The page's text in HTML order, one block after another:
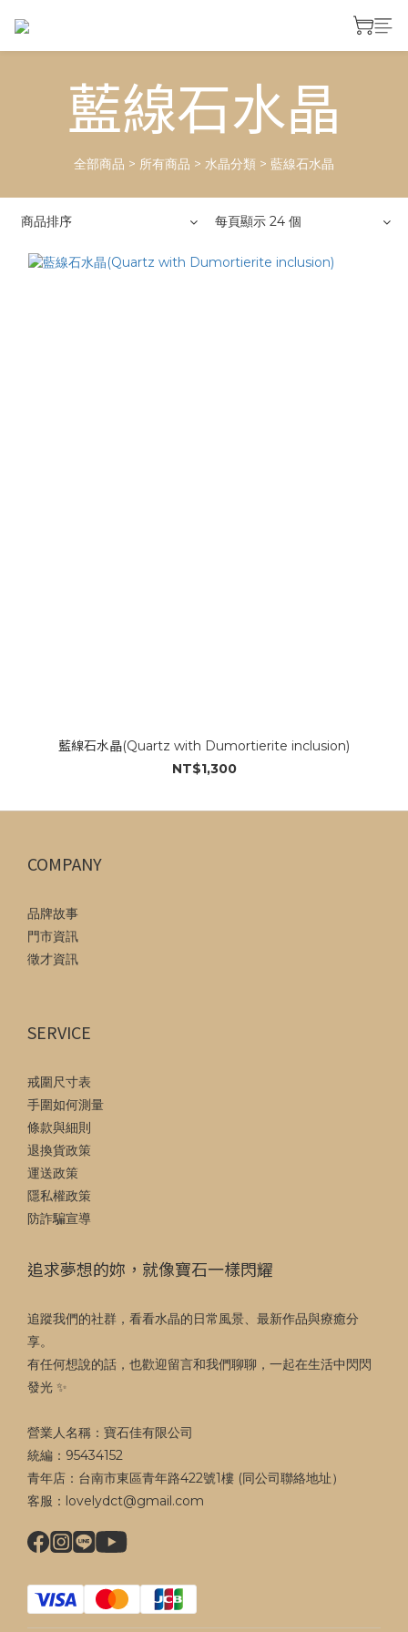
藍線石水晶
全部商品 > 所有商品 > 水晶分類 > 藍線石水晶
商品排序 每頁顯示 24 個
藍線石水晶(Quartz with Dumortierite inclusion)
NT$1,300
COMPANY
品牌故事
門市資訊
徵才資訊
SERVICE
戒圍尺寸表
手圍如何測量
條款與細則
退換貨政策
運送政策
隱私權政策
防詐騙宣導
追求夢想的妳，就像寶石一樣閃耀
追蹤我們的社群，看看水晶的日常風景、最新作品與療癒分
享。
有任何想說的話，也歡迎留言和我們聊聊，一起在生活中閃閃
發光 ✨
營業人名稱：寶石佳有限公司
統編：95434152
青年店：台南市東區青年路422號1樓 (同公司聯絡地址）
客服：lovelydct@gmail.com